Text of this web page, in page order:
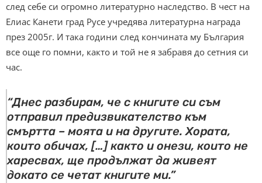
след себе си огромно литературно наследство. В чест на
Елиас Канети град Русе учредява литературна награда
през 2005г. И така години след кончината му България
все още го помни, както и той не я забравя до сетния си
час.
“Днес разбирам, че с книгите си съм
отправил предизвикателство към
смъртта – моята и на другите. Хората,
които обичах, […] както и онези, които не
харесвах, ще продължат да живеят
докато се четат книгите ми.”